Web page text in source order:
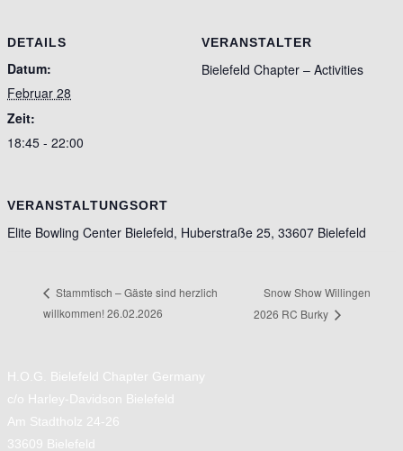
DETAILS
Datum:
Februar 28
Zeit:
18:45 - 22:00
VERANSTALTER
Bielefeld Chapter – Activities
VERANSTALTUNGSORT
Elite Bowling Center Bielefeld, Huberstraße 25, 33607 Bielefeld
Stammtisch – Gäste sind herzlich
willkommen! 26.02.2026
Snow Show Willingen
2026 RC Burky
H.O.G. Bielefeld Chapter Germany
c/o Harley-Davidson Bielefeld
Am Stadtholz 24-26
33609 Bielefeld